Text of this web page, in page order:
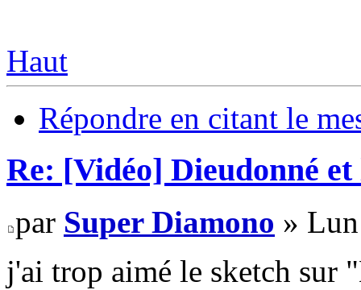
Haut
Répondre en citant le
Re: [Vidéo] Dieudonné
par Super Diamono »
j'ai trop aimé le sketch sur